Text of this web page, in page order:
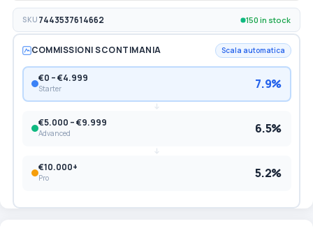
SKU 7443537614662 150 in stock
COMMISSIONI SCONTIMANIA Scala automatica
€0 – €4.999
Starter 7.9%
€5.000 – €9.999
Advanced 6.5%
€10.000+
Pro 5.2%